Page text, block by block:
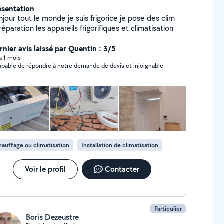
tout le monde je suis frigorice je pose des clim
les appareils frigorifiques et climatisation
avis laissé par Quentin : 3/5
1 mois
de répondre à notre demande de devis et injoignable
ou climatisation Installation de climatisation
Voir le profil Contacter
Particulier
Boris Dezeustre